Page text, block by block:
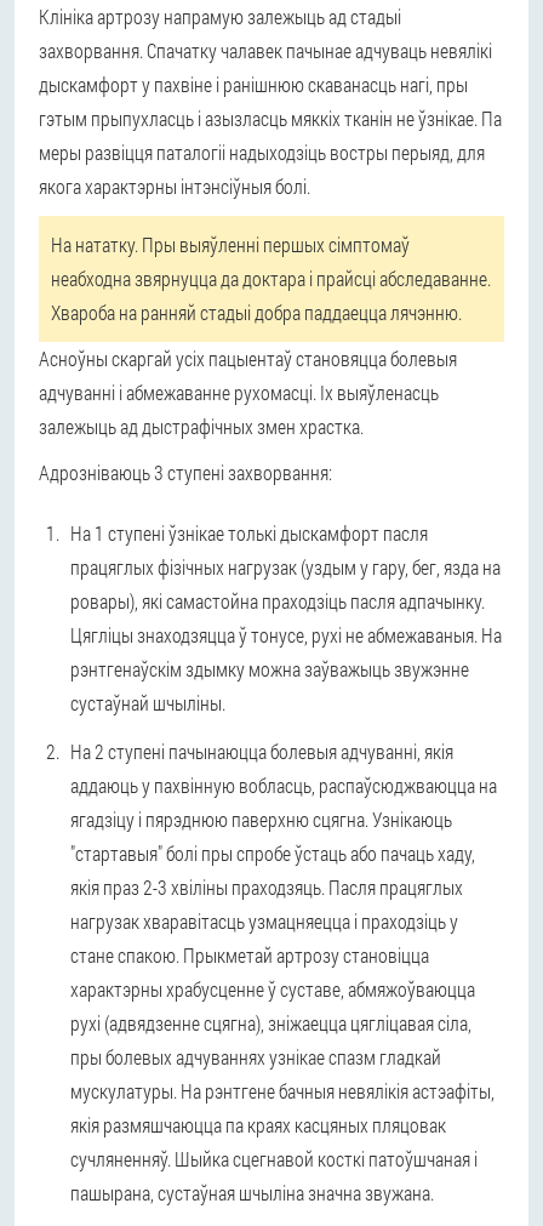
Клініка артрозу напрамую залежыць ад стадыі
захворвання. Спачатку чалавек пачынае адчуваць невялікі
дыскамфорт у пахвіне і ранішнюю скаванасць нагі, пры
гэтым прыпухласць і азызласць мяккіх тканін не ўзнікае. Па
меры развіцця паталогіі надыходзіць востры перыяд, для
якога характэрны інтэнсіўныя болі.
На нататку. Пры выяўленні першых сімптомаў
неабходна звярнуцца да доктара і прайсці абследаванне.
Хвароба на ранняй стадыі добра паддаецца лячэнню.
Асноўны скаргай усіх пацыентаў становяцца болевыя
адчуванні і абмежаванне рухомасці. Іх выяўленасць
залежыць ад дыстрафічных змен храстка.
Адрозніваюць 3 ступені захворвання:
На 1 ступені ўзнікае толькі дыскамфорт пасля
працяглых фізічных нагрузак (уздым у гару, бег, язда на
ровары), які самастойна праходзіць пасля адпачынку.
Цягліцы знаходзяцца ў тонусе, рухі не абмежаваныя. На
рэнтгенаўскім здымку можна заўважыць звужэнне
сустаўнай шчыліны.
На 2 ступені пачынаюцца болевыя адчуванні, якія
аддаюць у пахвінную вобласць, распаўсюджваюцца на
ягадзіцу і пярэднюю паверхню сцягна. Узнікаюць
"стартавыя" болі пры спробе ўстаць або пачаць хаду,
якія праз 2-3 хвіліны праходзяць. Пасля працяглых
нагрузак хваравітасць узмацняецца і праходзіць у
стане спакою. Прыкметай артрозу становіцца
характэрны храбусценне ў суставе, абмяжоўваюцца
рухі (адвядзенне сцягна), зніжаецца цягліцавая сіла,
пры болевых адчуваннях узнікае спазм гладкай
мускулатуры. На рэнтгене бачныя невялікія астэафіты,
якія размяшчаюцца па краях касцяных пляцовак
сучляненняў. Шыйка сцегнавой косткі патоўшчаная і
пашырана, сустаўная шчыліна значна звужана.